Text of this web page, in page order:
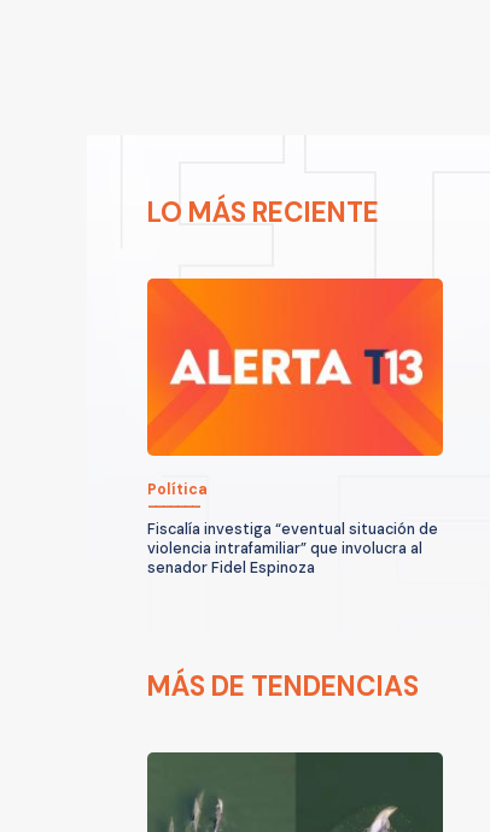
LO MÁS RECIENTE
Política
Fiscalía investiga “eventual situación de
violencia intrafamiliar” que involucra al
senador Fidel Espinoza
MÁS DE TENDENCIAS